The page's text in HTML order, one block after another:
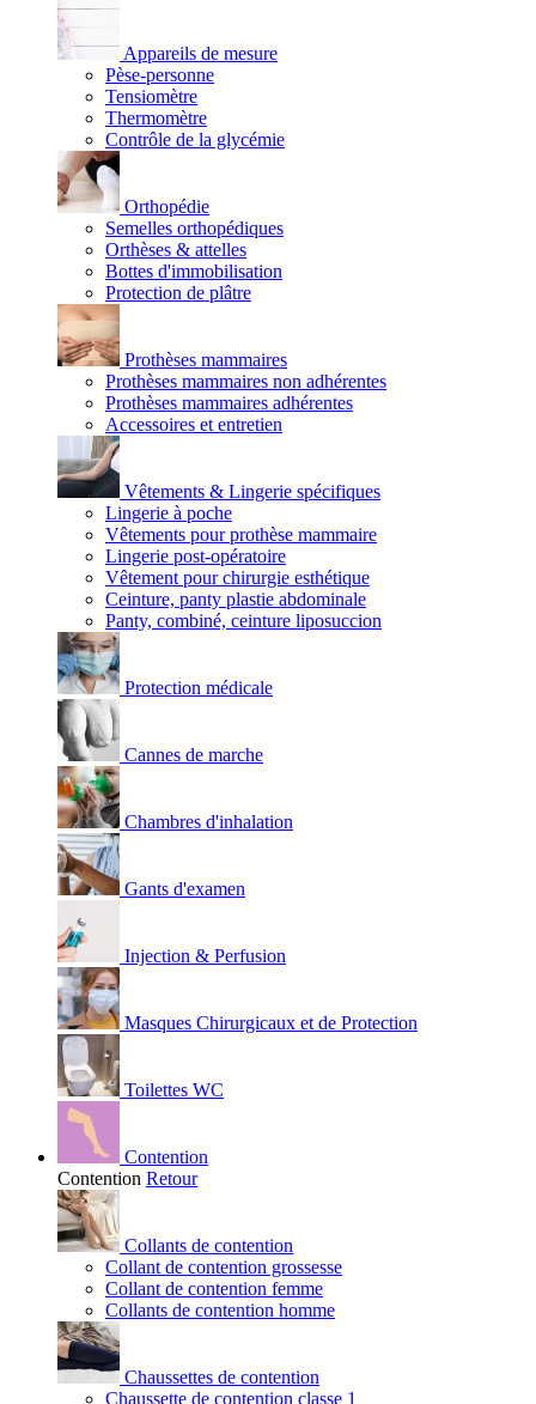
Appareils de mesure
Pèse-personne
Tensiomètre
Thermomètre
Contrôle de la glycémie
Orthopédie
Semelles orthopédiques
Orthèses & attelles
Bottes d'immobilisation
Protection de plâtre
Prothèses mammaires
Prothèses mammaires non adhérentes
Prothèses mammaires adhérentes
Accessoires et entretien
Vêtements & Lingerie spécifiques
Lingerie à poche
Vêtements pour prothèse mammaire
Lingerie post-opératoire
Vêtement pour chirurgie esthétique
Ceinture, panty plastie abdominale
Panty, combiné, ceinture liposuccion
Protection médicale
Cannes de marche
Chambres d'inhalation
Gants d'examen
Injection & Perfusion
Masques Chirurgicaux et de Protection
Toilettes WC
Contention
Contention Retour
Collants de contention
Collant de contention grossesse
Collant de contention femme
Collants de contention homme
Chaussettes de contention
Chaussette de contention classe 1